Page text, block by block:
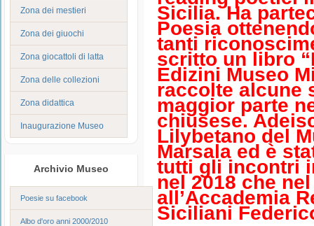
Zona dei mestieri
Zona dei giuochi
Zona giocattoli di latta
Zona delle collezioni
Zona didattica
Inaugurazione Museo
Archivio Museo
Poesie su facebook
Albo d'oro anni 2000/2010
Sicilia. Ha
Poesia
tanti
scritto un libro
Edizini Museo
raccolte alcune
maggior parte
chiusese.
Lilybetano del
Marsala ed è
tutti gli incontri
nel 2018 che
all’Accademia
Siciliani